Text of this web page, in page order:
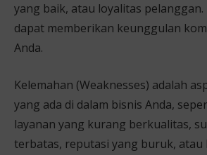
yang baik, atau loyalitas
dapat memberikan keunggulan
Anda.
Kelemahan (Weaknesses) adalah
yang ada di dalam bisnis Anda,
layanan yang kurang berkualitas,
terbatas, reputasi yang buruk, atau